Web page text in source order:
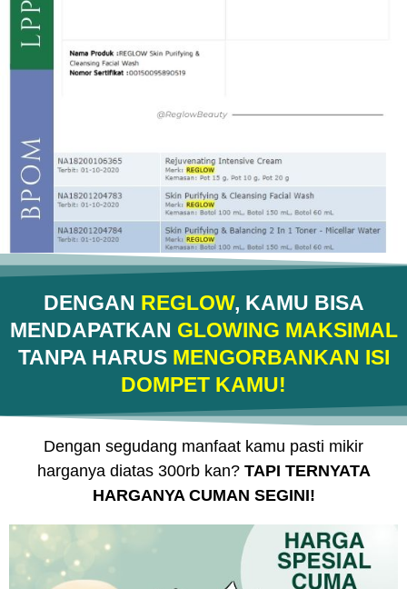
DENGAN REGLOW, KAMU BISA
MENDAPATKAN GLOWING MAKSIMAL
TANPA HARUS MENGORBANKAN ISI
DOMPET KAMU!
Dengan segudang manfaat kamu pasti mikir
harganya diatas 300rb kan? TAPI TERNYATA
HARGANYA CUMAN SEGINI!